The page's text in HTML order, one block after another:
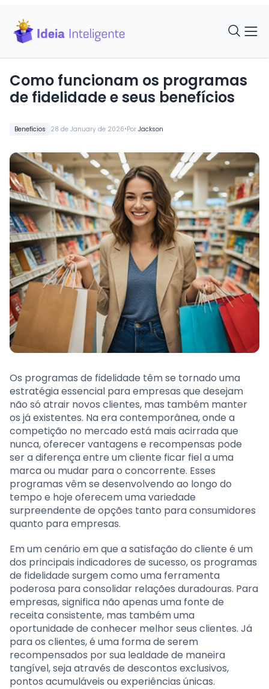
Benefícios 28 de January de 2026•Por Jackson
Como funcionam os programas
de fidelidade e seus benefícios
Os programas de fidelidade têm se tornado uma
estratégia essencial para empresas que desejam
não só atrair novos clientes, mas também manter
os já existentes. Na era contemporânea, onde a
competição no mercado está mais acirrada que
nunca, oferecer vantagens e recompensas pode
ser a diferença entre um cliente ficar fiel a uma
marca ou mudar para o concorrente. Esses
programas vêm se desenvolvendo ao longo do
tempo e hoje oferecem uma variedade
surpreendente de opções tanto para consumidores
quanto para empresas.
Em um cenário em que a satisfação do cliente é um
dos principais indicadores de sucesso, os programas
de fidelidade surgem como uma ferramenta
poderosa para consolidar relações duradouras. Para
empresas, significa não apenas uma fonte de
receita consistente, mas também uma
oportunidade de conhecer melhor seus clientes. Já
para os clientes, é uma forma de serem
recompensados por sua lealdade de maneira
tangível, seja através de descontos exclusivos,
pontos acumuláveis ou experiências únicas.